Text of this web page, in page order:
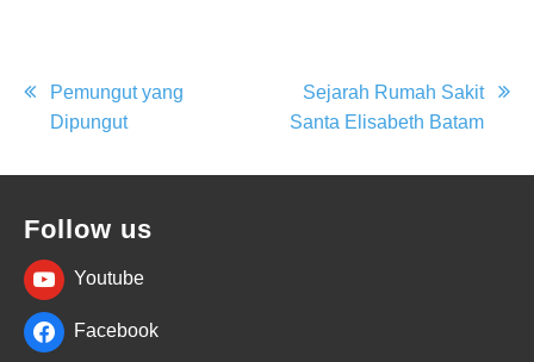
Post
navigation
Pemungut yang
Dipungut
Sejarah Rumah Sakit
Santa Elisabeth Batam
Follow us
Youtube
Facebook